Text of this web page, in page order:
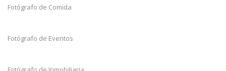
Fotógrafo de Comida
Fotógrafo de Eventos